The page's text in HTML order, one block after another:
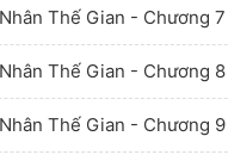
Thế Gian - Chương 7
Thế Gian - Chương 8
Thế Gian - Chương 9